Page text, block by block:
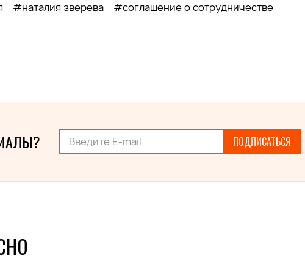
#наталия зверева
#соглашение о сотрудничестве
ПОДПИСАТЬСЯ